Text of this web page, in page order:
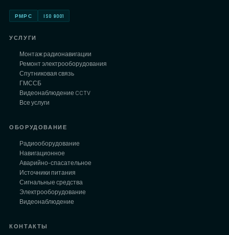
РМРС ISO 9001
УСЛУГИ
Монтаж радионавигации
Ремонт электрооборудования
Спутниковая связь
ГМССБ
Видеонаблюдение CCTV
Все услуги
ОБОРУДОВАНИЕ
Радиооборудование
Навигационное
Аварийно-спасательное
Источники питания
Сигнальные средства
Электрооборудование
Видеонаблюдение
КОНТАКТЫ